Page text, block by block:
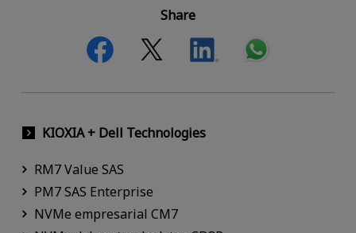
Share
KIOXIA + Dell Technologies
RM7 Value SAS
PM7 SAS Enterprise
NVMe empresarial CM7